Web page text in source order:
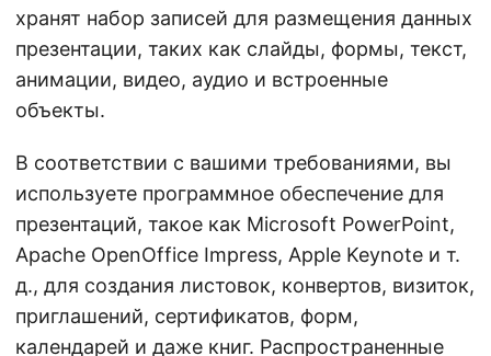
хранят набор записей для размещения данных
презентации, таких как слайды, формы, текст,
анимации, видео, аудио и встроенные
объекты.
В соответствии с вашими требованиями, вы
используете программное обеспечение для
презентаций, такое как Microsoft PowerPoint,
Apache OpenOffice Impress, Apple Keynote и т.
д., для создания листовок, конвертов, визиток,
приглашений, сертификатов, форм,
календарей и даже книг. Распространенные